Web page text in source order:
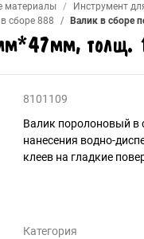
материалы Инструмент
сборе 888 Валик в сборе
8101109
Валик поролоновый в
нанесения водно-
клеев на гладкие
Категория